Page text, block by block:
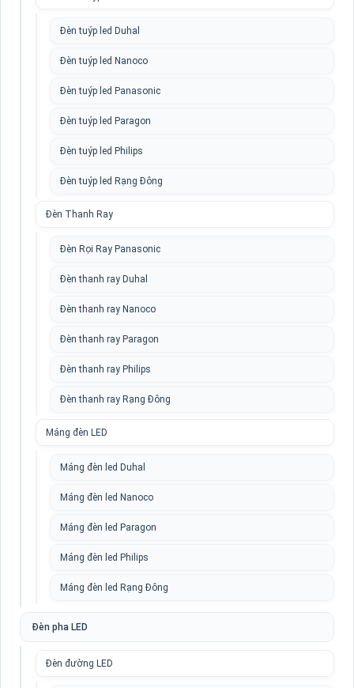
Đèn tuýp led Duhal
Đèn tuýp led Nanoco
Đèn tuýp led Panasonic
Đèn tuýp led Paragon
Đèn tuýp led Philips
Đèn tuýp led Rạng Đông
Đèn Thanh Ray
Đèn Rọi Ray Panasonic
Đèn thanh ray Duhal
Đèn thanh ray Nanoco
Đèn thanh ray Paragon
Đèn thanh ray Philips
Đèn thanh ray Rạng Đông
Máng đèn LED
Máng đèn led Duhal
Máng đèn led Nanoco
Máng đèn led Paragon
Máng đèn led Philips
Máng đèn led Rạng Đông
Đèn pha LED
Đèn đường LED